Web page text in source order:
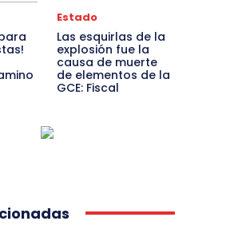
Estado
Las esquirlas de la
explosión fue la
causa de muerte
de elementos de la
GCE: Fiscal